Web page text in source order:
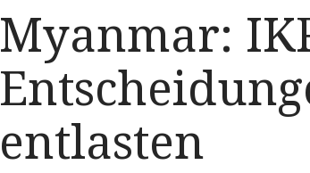
Myanmar:
entlasten